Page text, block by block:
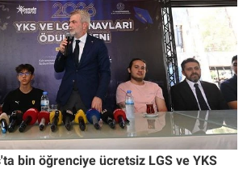
bin öğrenciye ücretsiz LGS ve YKS